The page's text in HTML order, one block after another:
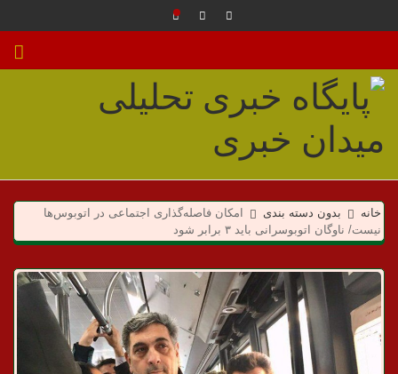
م
ی
د
ا
ن
خانه بدون دسته بندی
امکان فاصله‌گذاری اجتماعی در اتوبوس‌ها
نیست/ ناوگان اتوبوسرانی باید ۳ برابر شود